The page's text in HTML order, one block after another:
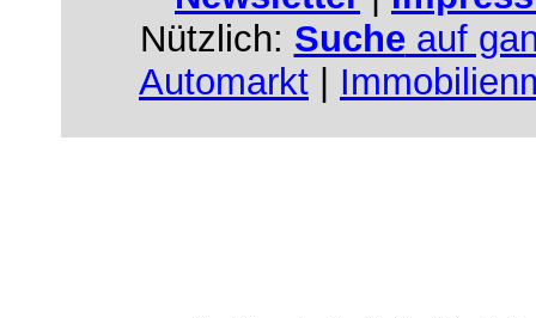
Nützlich: Sucheauf
Automarkt